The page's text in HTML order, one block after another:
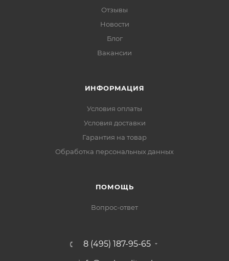
Отзывы
Новости
Блог
Вакансии
ИНФОРМАЦИЯ
Условия оплаты
Условия доставки
Гарантия на товар
Обработка персональных данных
ПОМОЩЬ
Вопрос-ответ
8 (495) 187-95-65